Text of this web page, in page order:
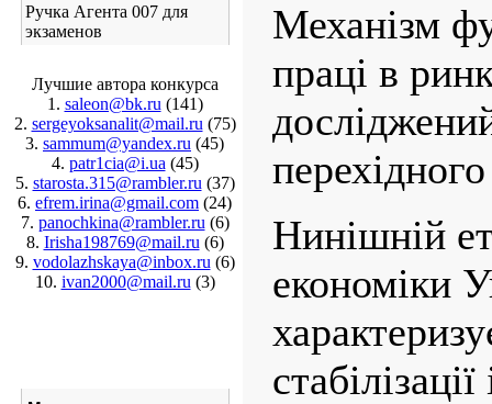
Ручка Агента 007 для
экзаменов
Лучшие автора конкурса
1. saleon@bk.ru (141)
2. sergeyoksanalit@mail.ru (75)
3. sammum@yandex.ru (45)
4. patr1cia@i.ua (45)
5. starosta.315@rambler.ru (37)
6. efrem.irina@gmail.com (24)
7. panochkina@rambler.ru (6)
8. Irisha198769@mail.ru (6)
9. vodolazhskaya@inbox.ru (6)
10. ivan2000@mail.ru (3)
Механізм
праці в
Нинішній
економіки